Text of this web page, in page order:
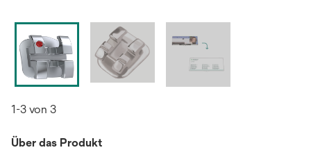
1-3 von 3
Über das Produkt